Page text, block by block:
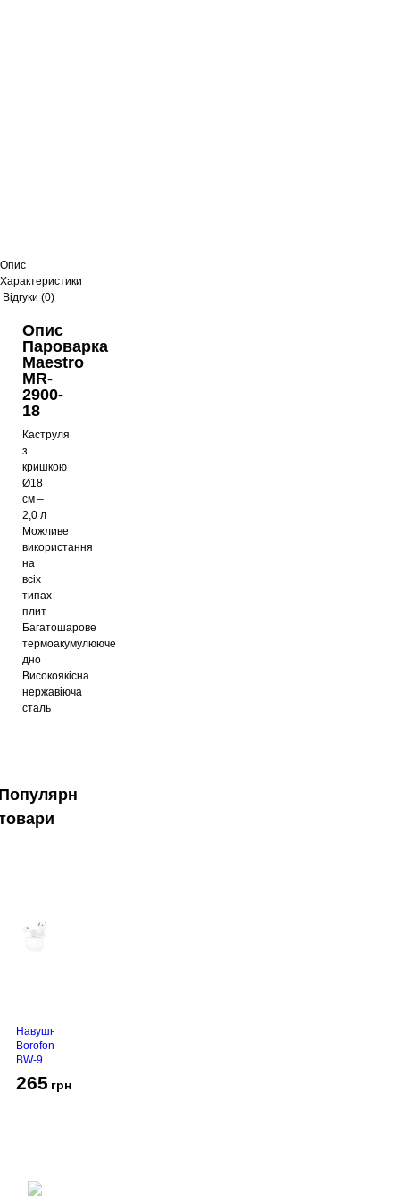
Опис
Характеристики
Відгуки (0)
Опис
Пароварка
Maestro
MR-
2900-
18
Каструля
з
кришкою
Ø18
см –
2,0 л
Можливе
використання
на
всіх
типах
плит
Багатошарове
термоакумулююче
дно
Високоякісна
нержавіюча
сталь
Навушники
Borofone
BW-94
White
265 грн